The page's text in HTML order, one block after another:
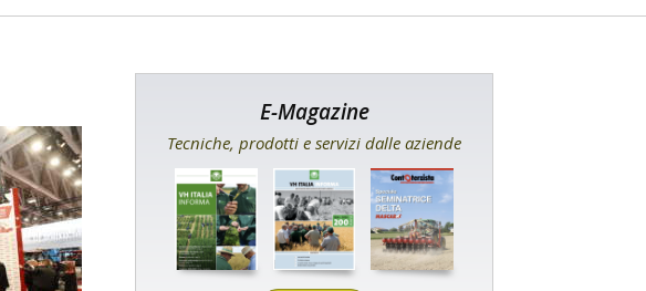
E-Magazine
Tecniche, prodotti e servizi dalle aziende